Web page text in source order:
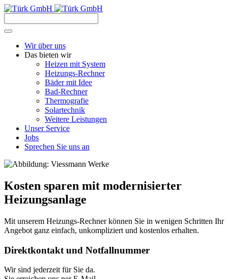
Wir über uns
Das bieten wir
Heizen mit System
Heizungs-Rechner
Bäder mit Idee
Bad-Rechner
Thermografie
Solartechnik
Weitere Leistungen
Unser Service
Jobs
Sprechen Sie uns an
Kosten sparen mit modernisierter
Heizungsanlage
Mit unserem Heizungs-Rechner können Sie in wenigen Schritten Ihr
Angebot ganz einfach, unkompliziert und kostenlos erhalten.
Direktkontakt und Notfallnummer
Wir sind jederzeit für Sie da.